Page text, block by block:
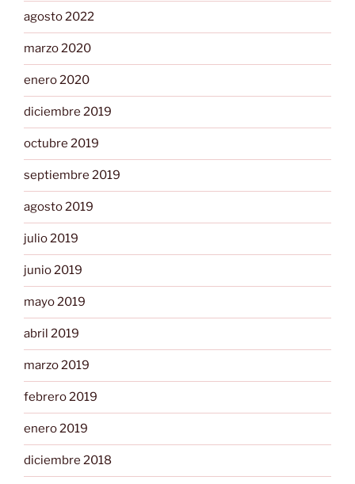
agosto 2022
marzo 2020
enero 2020
diciembre 2019
octubre 2019
septiembre 2019
agosto 2019
julio 2019
junio 2019
mayo 2019
abril 2019
marzo 2019
febrero 2019
enero 2019
diciembre 2018